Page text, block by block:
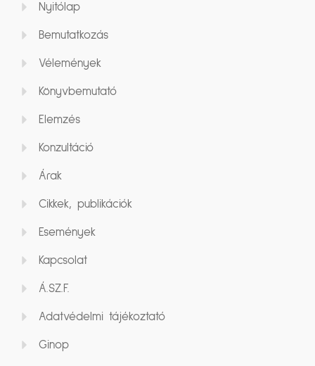
Nyitólap
Bemutatkozás
Vélemények
Könyvbemutató
Elemzés
Konzultáció
Árak
Cikkek, publikációk
Események
Kapcsolat
Á.SZ.F.
Adatvédelmi tájékoztató
Ginop